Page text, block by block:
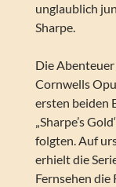
unglaublich
Sharpe.
Die
Cornwells
ersten beiden
„Sharpe’s
folgten. Auf
erhielt die
Fernsehen die